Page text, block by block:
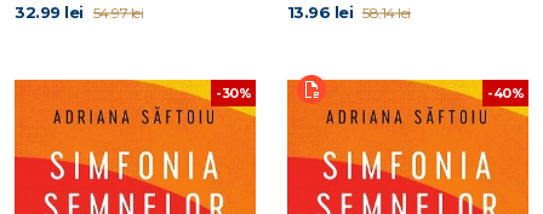
32.99 lei 54.97 lei 13.96 lei 58.14 lei
-30% -40%